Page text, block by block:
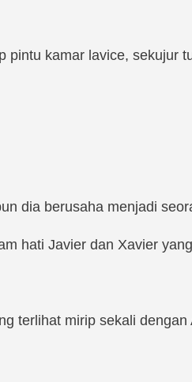
pintu kamar lavice, sekujur
dia berusaha menjadi
hati Javier dan Xavier
terlihat mirip sekali